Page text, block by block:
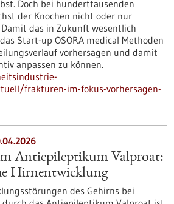
Doch bei hunderttausenden
der Knochen nicht oder nur
das in Zukunft wesentlich
Start-up OSORA medical Methoden
vorhersagen und damit
anpassen zu können.
frakturen-im-fokus-vorhersagen-
Antiepileptikum Valproat:
Hirnentwicklung
des Gehirns bei